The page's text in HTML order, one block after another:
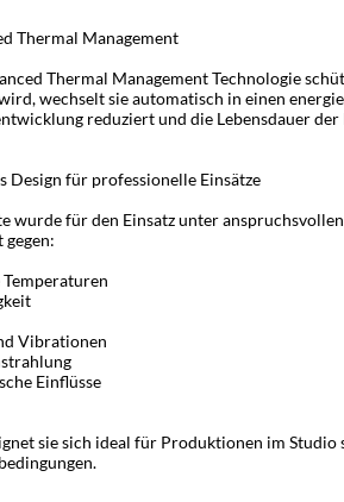
Thermal Management
Thermal Management Technologie
wechselt sie automatisch in einen
reduziert und die Lebensdauer
Design für professionelle Einsätze
wurde für den Einsatz unter
gegen:
Vibrationen
Einflüsse
sie sich ideal für Produktionen im